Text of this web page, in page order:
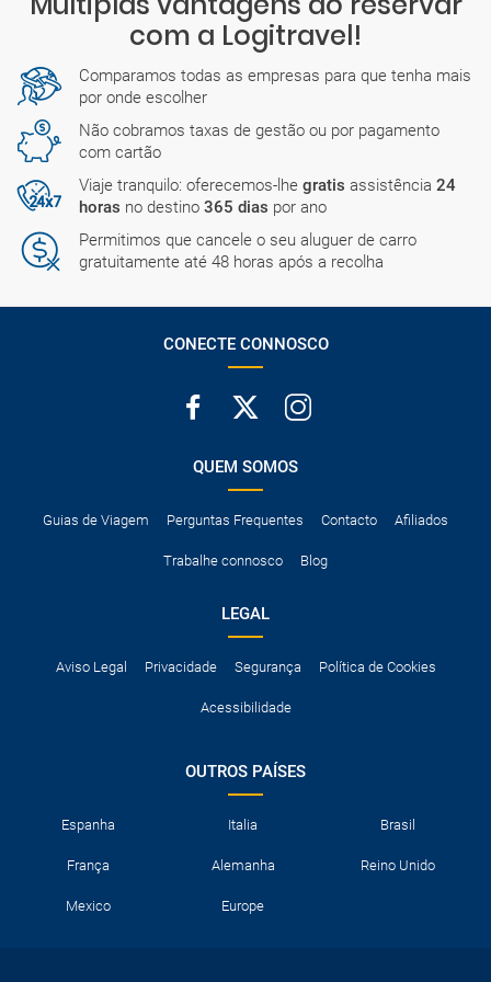
com a Logitravel!
Comparamos todas as empresas para que tenha mais
por onde escolher
Não cobramos taxas de gestão ou por pagamento
com cartão
Viaje tranquilo: oferecemos-lhe gratis assistência 24
horas no destino 365 dias por ano
Permitimos que cancele o seu aluguer de carro
gratuitamente até 48 horas após a recolha
CONECTE CONNOSCO
QUEM SOMOS
Guias de Viagem Perguntas Frequentes Contacto Afiliados
Trabalhe connosco Blog
LEGAL
Aviso Legal Privacidade Segurança Política de Cookies
Acessibilidade
OUTROS PAÍSES
Espanha Italia Brasil
França Alemanha Reino Unido
Mexico Europe